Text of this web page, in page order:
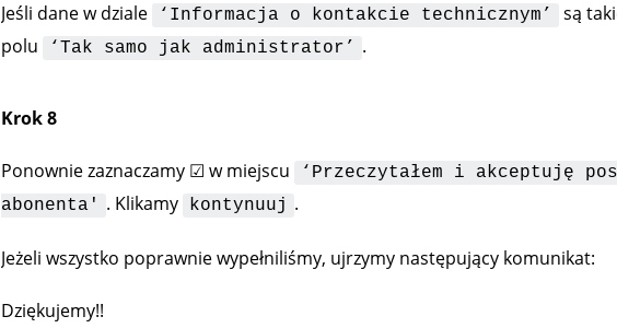
Jeśli dane w dziale ‘Informacja o kontakcie technicznym’
są
polu
‘Tak samo jak administrator’ .
Krok 8
Ponownie zaznaczamy ☑ w miejscu
‘Przeczytałem i akceptuję
abonenta'
. Klikamy kontynuuj .
Jeżeli wszystko poprawnie wypełniliśmy, ujrzymy następujący komunikat:
Dziękujemy!!